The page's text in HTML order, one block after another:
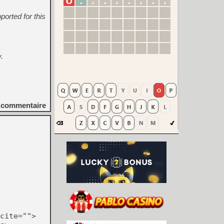
for this
commentaire